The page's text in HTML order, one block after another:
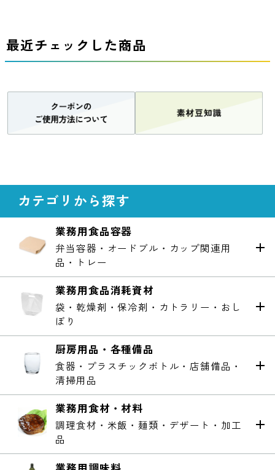
最近チェックした商品
カテゴリから探す
業務用食品容器
弁当容器・オードブル・カップ関連用
品・トレー
業務用食品消耗資材
袋・乾燥剤・保冷剤・カトラリー・おし
ぼり
厨房用品・各種備品
食器・プラスチックボトル・店舗備品・
清掃用品
業務用食材・材料
調理食材・米飯・麺類・デザート・加工
品